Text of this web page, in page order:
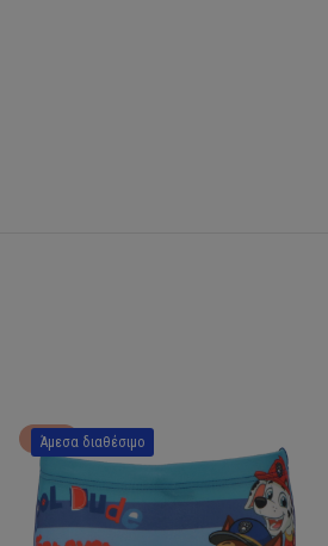
Άμεσα διαθέσιμο
HOT